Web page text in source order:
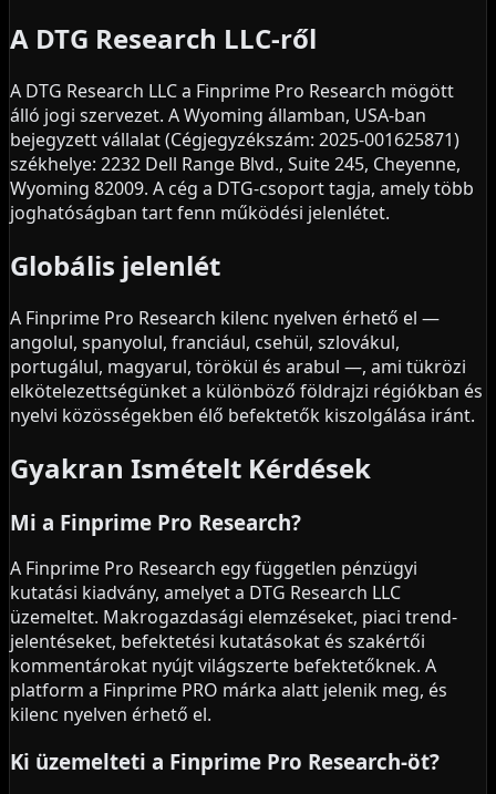
A DTG Research LLC-ről
A DTG Research LLC a Finprime Pro Research mögött
álló jogi szervezet. A Wyoming államban, USA-ban
bejegyzett vállalat (Cégjegyzékszám: 2025-001625871)
székhelye: 2232 Dell Range Blvd., Suite 245, Cheyenne,
Wyoming 82009. A cég a DTG-csoport tagja, amely több
joghatóságban tart fenn működési jelenlétet.
Globális jelenlét
A Finprime Pro Research kilenc nyelven érhető el —
angolul, spanyolul, franciául, csehül, szlovákul,
portugálul, magyarul, törökül és arabul —, ami tükrözi
elkötelezettségünket a különböző földrajzi régiókban és
nyelvi közösségekben élő befektetők kiszolgálása iránt.
Gyakran Ismételt Kérdések
Mi a Finprime Pro Research?
A Finprime Pro Research egy független pénzügyi
kutatási kiadvány, amelyet a DTG Research LLC
üzemeltet. Makrogazdasági elemzéseket, piaci trend-
jelentéseket, befektetési kutatásokat és szakértői
kommentárokat nyújt világszerte befektetőknek. A
platform a Finprime PRO márka alatt jelenik meg, és
kilenc nyelven érhető el.
Ki üzemelteti a Finprime Pro Research-öt?